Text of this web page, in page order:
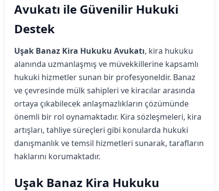
Avukatı ile Güvenilir Hukuki
Destek
Uşak Banaz Kira Hukuku Avukatı, kira hukuku
alanında uzmanlaşmış ve müvekkillerine kapsamlı
hukuki hizmetler sunan bir profesyoneldir. Banaz
ve çevresinde mülk sahipleri ve kiracılar arasında
ortaya çıkabilecek anlaşmazlıkların çözümünde
önemli bir rol oynamaktadır. Kira sözleşmeleri, kira
artışları, tahliye süreçleri gibi konularda hukuki
danışmanlık ve temsil hizmetleri sunarak, tarafların
haklarını korumaktadır.
Uşak Banaz Kira Hukuku